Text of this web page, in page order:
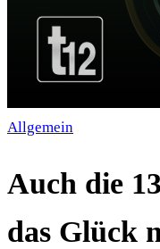
Allgemein
Auch die
das Glück